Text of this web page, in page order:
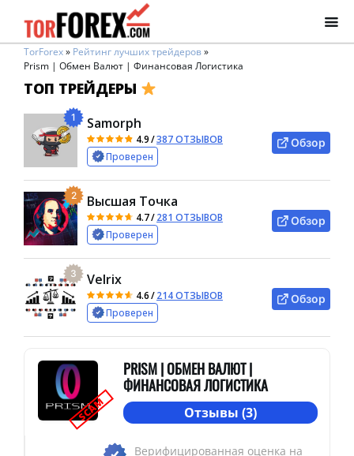
TorForex» Рейтинг лучших трейдеров»
Prism | Обмен Валют | Финансовая Логистика
ТОП ТРЕЙДЕРЫ
1 Samorph
4.9/387 ОТЗЫВОВ
Проверен
Обзор
2 Высшая Точка
4.7/281 ОТЗЫВОВ
Проверен
Обзор
3 Velrix
4.6/214 ОТЗЫВОВ
Проверен
Обзор
SCAM
PRISM | ОБМЕН ВАЛЮТ |
ФИНАНСОВАЯ ЛОГИСТИКА
Отзывы (3)
Верифицированная оценка на